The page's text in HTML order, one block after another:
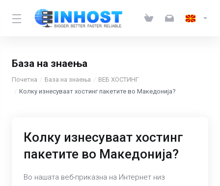
База на знаења
Почетна База на знаења
ВЕБ ХОСТИНГ
Колку изнесуваат хостинг пакетите во Македонија?
Колку изнесуваат хостинг
пакетите во Македонија?
Во нашата веб-приказна на Интернет низ